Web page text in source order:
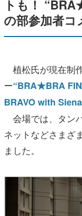
トも！
の部参加者コ
植松氏が現在制
ー“BRA★BRA
BRAVO with
会場では、タン
ネットなどさまざ
ました。